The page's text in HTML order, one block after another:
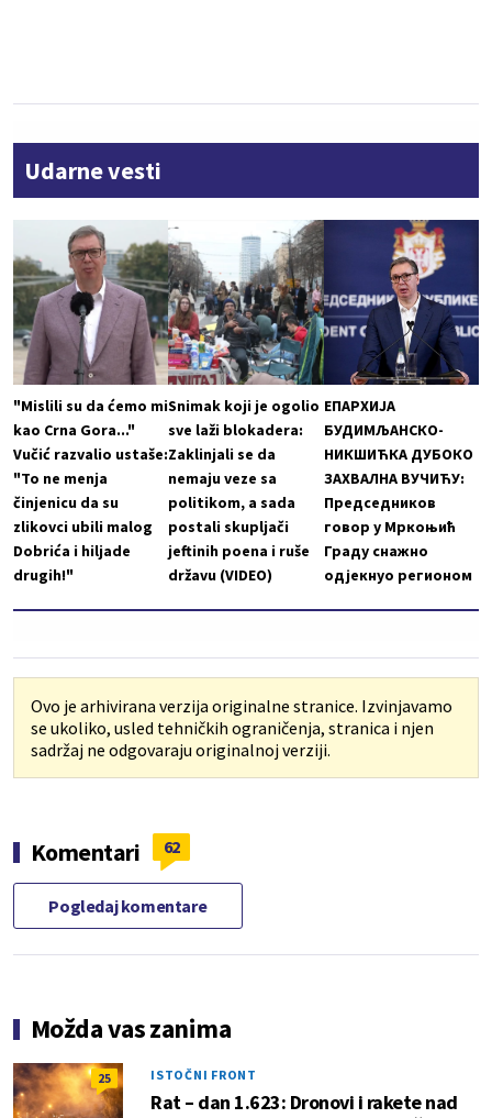
Udarne vesti
"Mislili su da ćemo mi
kao Crna Gora..."
Vučić razvalio ustaše:
"To ne menja
činjenicu da su
zlikovci ubili malog
Dobrića i hiljade
drugih!"
Snimak koji je ogolio
sve laži blokadera:
Zaklinjali se da
nemaju veze sa
politikom, a sada
postali skupljači
jeftinih poena i ruše
državu (VIDEO)
ЕПАРХИЈА
БУДИМЉАНСКО-
НИКШИЋКА ДУБОКО
ЗАХВАЛНА ВУЧИЋУ:
Председников
говор у Мркоњић
Граду снажно
одјекнуо регионом
Ovo je arhivirana verzija originalne stranice. Izvinjavamo
se ukoliko, usled tehničkih ograničenja, stranica i njen
sadržaj ne odgovaraju originalnoj verziji.
Komentari 62
Pogledaj komentare
Možda vas zanima
25 ISTOČNI FRONT
Rat – dan 1.623: Dronovi i rakete nad